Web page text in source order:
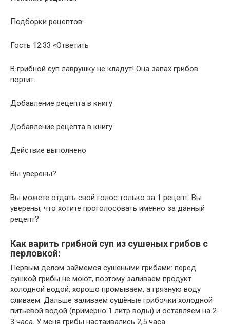
Подборки рецептов:
Гость 12:33 «Ответить
В грибной суп лаврушку не кладут! Она запах грибов
портит.
Добавление рецепта в книгу
Добавление рецепта в книгу
Действие выполнено
Вы уверены?
Вы можете отдать свой голос только за 1 рецепт. Вы
уверены, что хотите проголосовать именно за данный
рецепт?
Как варить грибной суп из сушеных грибов с
перловкой:
Первым делом займемся сушеными грибами: перед
сушкой грибы не моют, поэтому заливаем продукт
холодной водой, хорошо промываем, а грязную воду
сливаем. Дальше заливаем сушёные грибочки холодной
питьевой водой (примерно 1 литр воды) и оставляем на 2-
3 часа. У меня грибы настаивались 2,5 часа.